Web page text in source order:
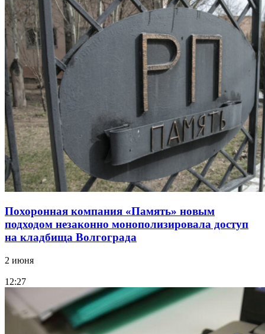
Похоронная компания «Память» новым
подходом незаконно монополизировала доступ
на кладбища Волгограда
2 июня
12:27